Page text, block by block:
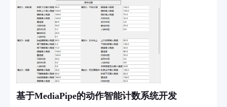
（查股骨-髌骨关系） 不能站直 → 过伸试验强阳性（查膝后
侧） / 过屈试验阳性（查膝前侧） 后侧疼痛 → 查臀后侧、腘
斜韧带等具体结构 大幅度障碍 → 查脊柱侧弯、骨盆旋移、腿
型等全身因素 价值：帮助医生/学员建立清晰的临床思维路
径，减少漏诊。 3️⃣ 治疗靶点推荐（针刀/针灸定位） 业务描
述：当AI完成诊断后，直接输出需要查治的具体解剖结构或压
痛点，例如“查治臀后侧、腘斜韧带、腘肌下隐窝、籽骨、半腱
肌、半膜肌”。 扩展功能：可进一步点击某个靶点，查看针刀
基于MediaPipe的动作智能计数系统开发